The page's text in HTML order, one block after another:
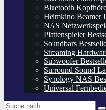
Bluetooth
Heimkino Beamer
NAS
Plattenspieler
Soundbars
Streaming
Subwoofer
Surround Sound
Synology NAS
Universal